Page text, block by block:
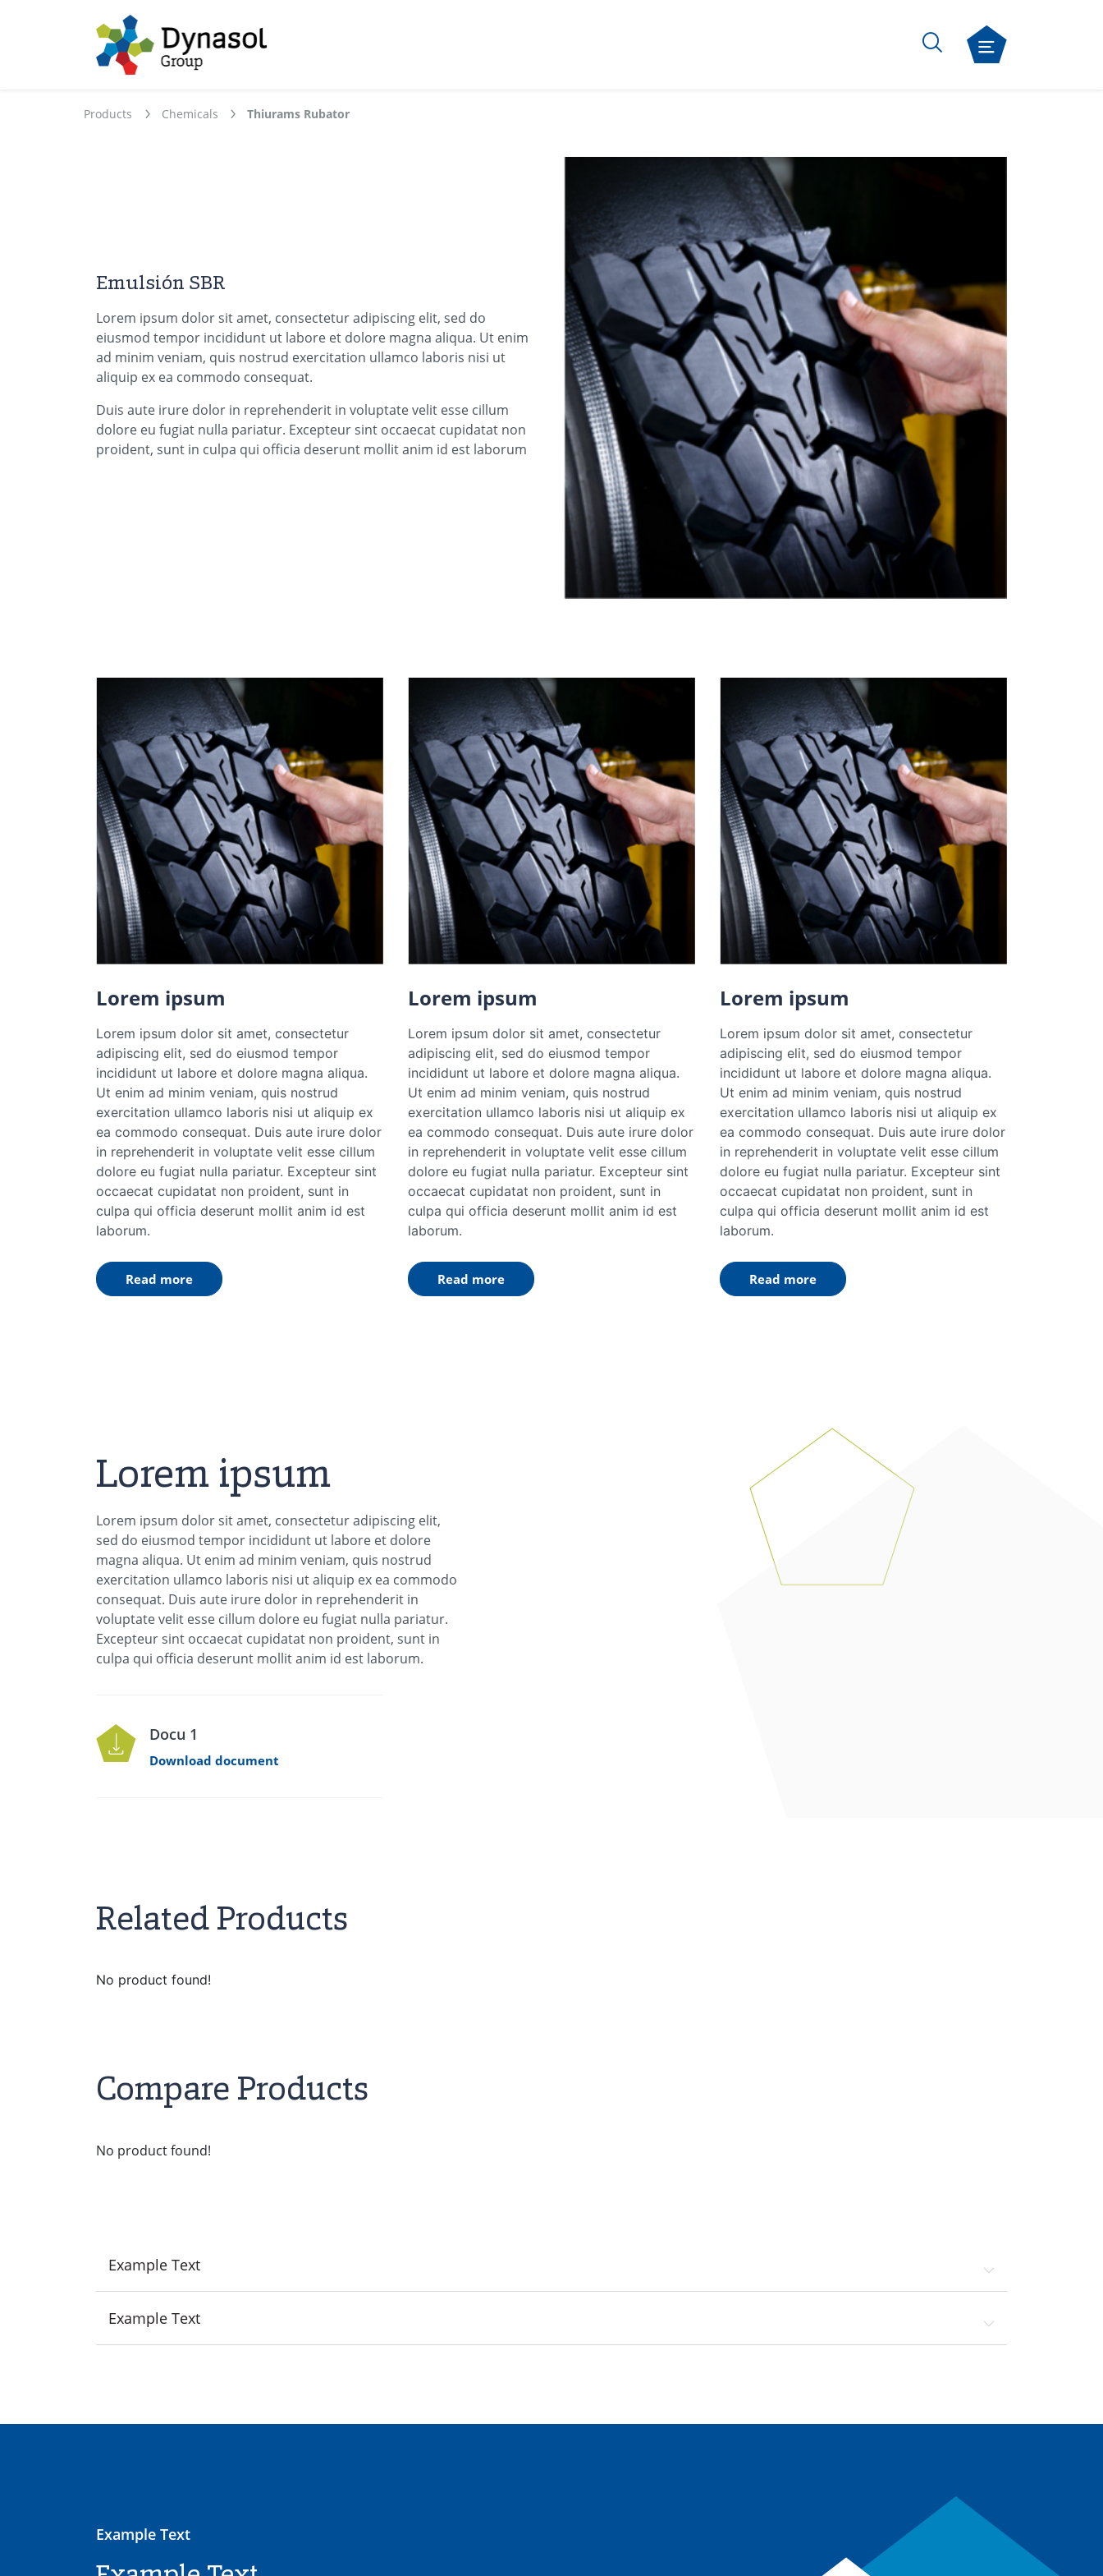
Products Chemicals Thiurams Rubator
Emulsión SBR
Lorem ipsum dolor sit amet, consectetur adipiscing elit, sed do
eiusmod tempor incididunt ut labore et dolore magna aliqua. Ut enim
ad minim veniam, quis nostrud exercitation ullamco laboris nisi ut
aliquip ex ea commodo consequat.
Duis aute irure dolor in reprehenderit in voluptate velit esse cillum
dolore eu fugiat nulla pariatur. Excepteur sint occaecat cupidatat non
proident, sunt in culpa qui officia deserunt mollit anim id est laborum
Lorem ipsum
Lorem ipsum dolor sit amet, consectetur
adipiscing elit, sed do eiusmod tempor
incididunt ut labore et dolore magna aliqua.
Ut enim ad minim veniam, quis nostrud
exercitation ullamco laboris nisi ut aliquip ex
ea commodo consequat. Duis aute irure dolor
in reprehenderit in voluptate velit esse cillum
dolore eu fugiat nulla pariatur. Excepteur sint
occaecat cupidatat non proident, sunt in
culpa qui officia deserunt mollit anim id est
laborum.
Read more
Lorem ipsum
Lorem ipsum dolor sit amet, consectetur
adipiscing elit, sed do eiusmod tempor
incididunt ut labore et dolore magna aliqua.
Ut enim ad minim veniam, quis nostrud
exercitation ullamco laboris nisi ut aliquip ex
ea commodo consequat. Duis aute irure dolor
in reprehenderit in voluptate velit esse cillum
dolore eu fugiat nulla pariatur. Excepteur sint
occaecat cupidatat non proident, sunt in
culpa qui officia deserunt mollit anim id est
laborum.
Read more
Lorem ipsum
Lorem ipsum dolor sit amet, consectetur
adipiscing elit, sed do eiusmod tempor
incididunt ut labore et dolore magna aliqua.
Ut enim ad minim veniam, quis nostrud
exercitation ullamco laboris nisi ut aliquip ex
ea commodo consequat. Duis aute irure dolor
in reprehenderit in voluptate velit esse cillum
dolore eu fugiat nulla pariatur. Excepteur sint
occaecat cupidatat non proident, sunt in
culpa qui officia deserunt mollit anim id est
laborum.
Read more
Lorem ipsum
Lorem ipsum dolor sit amet, consectetur adipiscing elit,
sed do eiusmod tempor incididunt ut labore et dolore
magna aliqua. Ut enim ad minim veniam, quis nostrud
exercitation ullamco laboris nisi ut aliquip ex ea commodo
consequat. Duis aute irure dolor in reprehenderit in
voluptate velit esse cillum dolore eu fugiat nulla pariatur.
Excepteur sint occaecat cupidatat non proident, sunt in
culpa qui officia deserunt mollit anim id est laborum.
Docu 1
Download document
Related Products
No product found!
Compare Products
No product found!
Example Text
Example Text
Example Text